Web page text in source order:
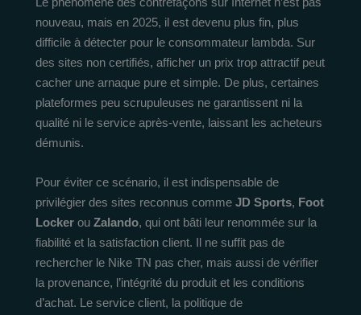
nouveau, mais en 2025, il est devenu plus fin, plus
difficile à détecter pour le consommateur lambda. Sur
des sites non certifiés, afficher un prix trop attractif peut
cacher une arnaque pure et simple. De plus, certaines
plateformes peu scrupuleuses ne garantissent ni la
qualité ni le service après-vente, laissant les acheteurs
démunis.
Pour éviter ce scénario, il est indispensable de
privilégier des sites reconnus comme JD Sports, Foot
Locker ou Zalando, qui ont bâti leur renommée sur la
fiabilité et la satisfaction client. Il ne suffit pas de
rechercher le Nike TN pas cher, mais aussi de vérifier
la provenance, l’intégrité du produit et les conditions
d’achat. Le service client, la politique de